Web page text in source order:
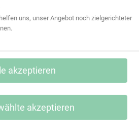
GmbH
Dietikon (bei Zürich)
uns, unser Angebot noch zielgerichteter
akzeptieren
akzeptieren